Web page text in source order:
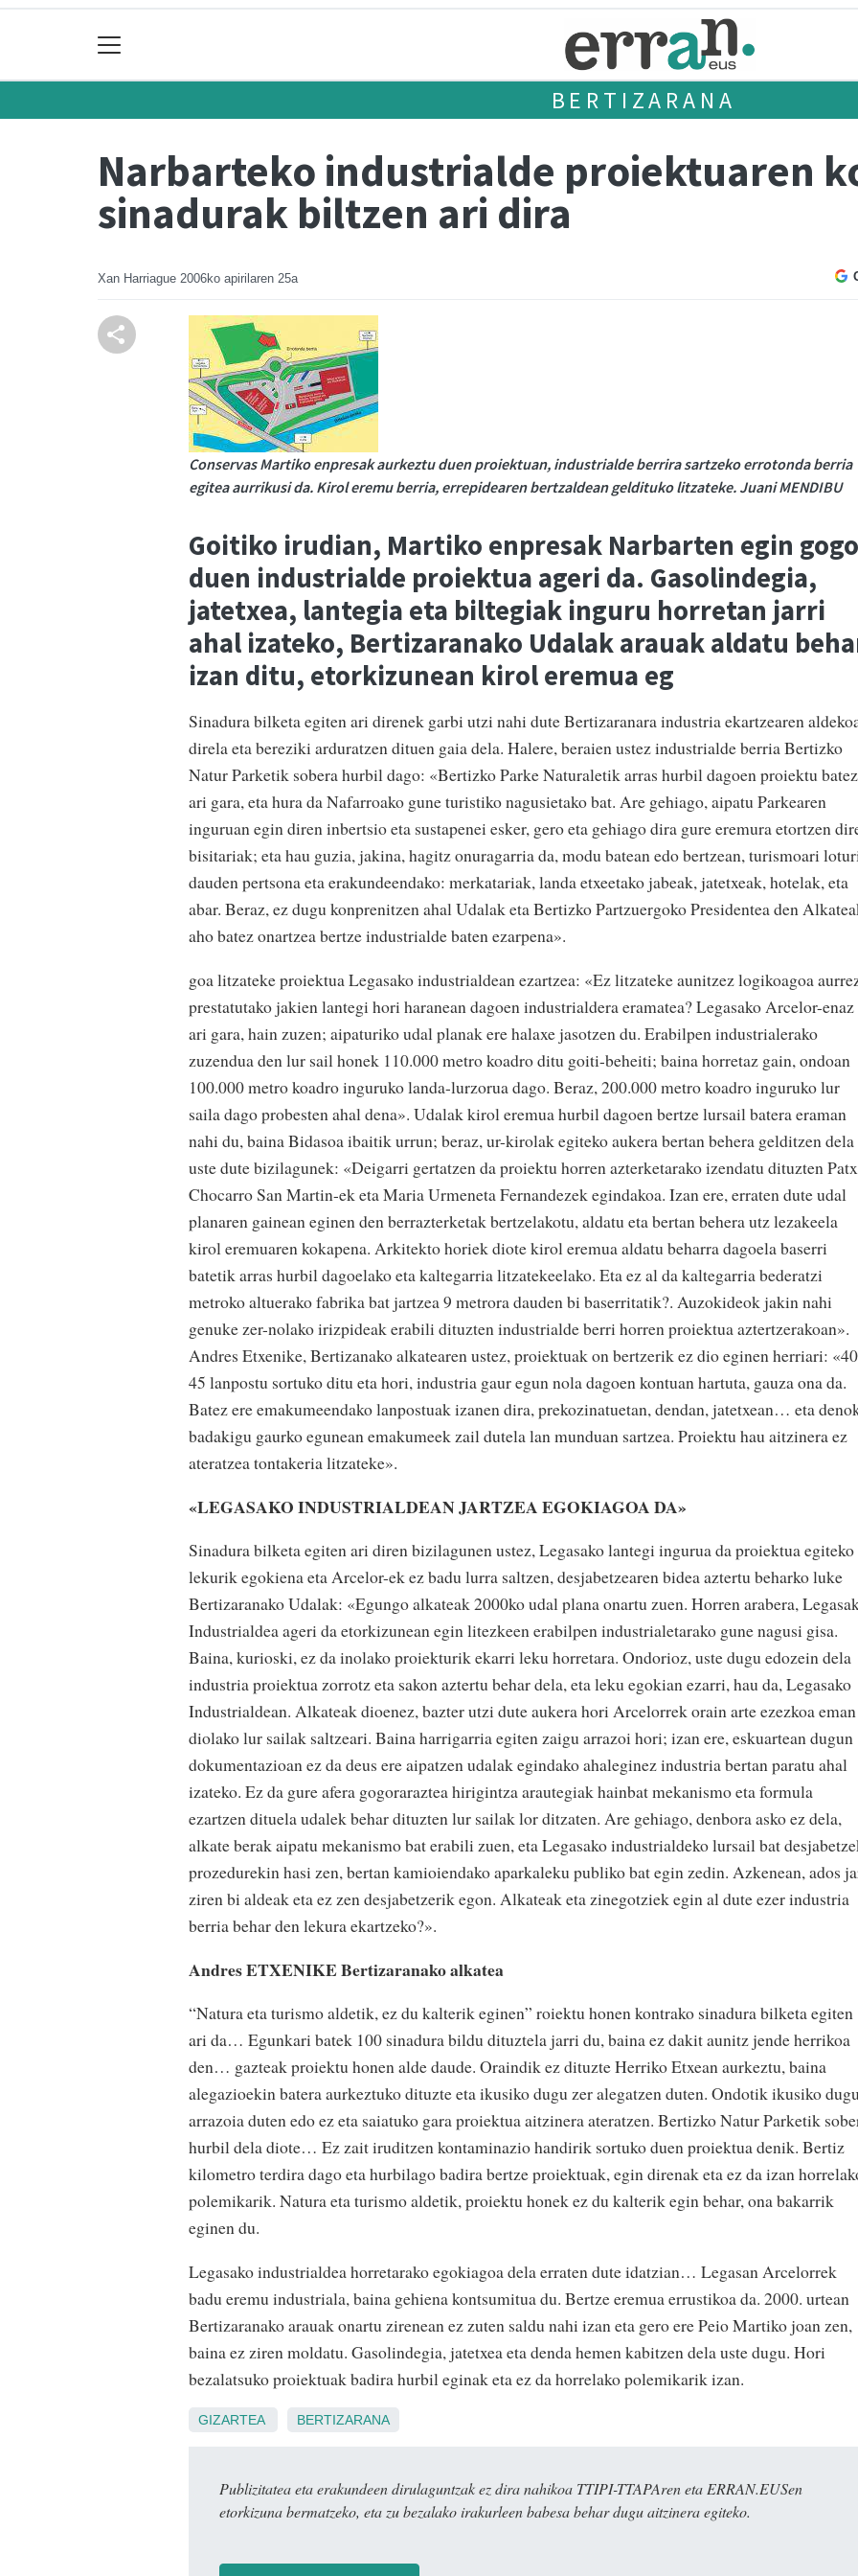
BERTIZARANA
Narbarteko industrialde proiektuaren
sinadurak biltzen ari dira
Xan Harriague 2006ko apirilaren 25a
Conservas Martiko enpresak aurkeztu duen proiektuan, industrialde berrira sartzeko errotonda berria
egitea aurrikusi da. Kirol eremu berria, errepidearen bertzaldean geldituko litzateke. Juani MENDIBU
Goitiko irudian, Martiko enpresak Narbarten egin gogo
duen industrialde proiektua ageri da. Gasolindegia,
jatetxea, lantegia eta biltegiak inguru horretan jarri
ahal izateko, Bertizaranako Udalak arauak aldatu
izan ditu, etorkizunean kirol eremua eg
Sinadura bilketa egiten ari direnek garbi utzi nahi dute Bertizaranara industria ekartzearen
direla eta bereziki arduratzen dituen gaia dela. Halere, beraien ustez industrialde berria Bertizko
Natur Parketik sobera hurbil dago: «Bertizko Parke Naturaletik arras hurbil dagoen proiektu batez
ari gara, eta hura da Nafarroako gune turistiko nagusietako bat. Are gehiago, aipatu Parkearen
inguruan egin diren inbertsio eta sustapenei esker, gero eta gehiago dira gure eremura etortzen
bisitariak; eta hau guzia, jakina, hagitz onuragarria da, modu batean edo bertzean, turismoari
dauden pertsona eta erakundeendako: merkatariak, landa etxeetako jabeak, jatetxeak, hotelak, eta
abar. Beraz, ez dugu konprenitzen ahal Udalak eta Bertizko Partzuergoko Presidentea den
aho batez onartzea bertze industrialde baten ezarpena».
goa litzateke proiektua Legasako industrialdean ezartzea: «Ez litzateke aunitzez logikoagoa
prestatutako jakien lantegi hori haranean dagoen industrialdera eramatea? Legasako Arcelor-enaz
ari gara, hain zuzen; aipaturiko udal planak ere halaxe jasotzen du. Erabilpen industrialerako
zuzendua den lur sail honek 110.000 metro koadro ditu goiti-beheiti; baina horretaz gain, ondoan
100.000 metro koadro inguruko landa-lurzorua dago. Beraz, 200.000 metro koadro inguruko lur
saila dago probesten ahal dena». Udalak kirol eremua hurbil dagoen bertze lursail batera eraman
nahi du, baina Bidasoa ibaitik urrun; beraz, ur-kirolak egiteko aukera bertan behera gelditzen dela
uste dute bizilagunek: «Deigarri gertatzen da proiektu horren azterketarako izendatu dituzten
Chocarro San Martin-ek eta Maria Urmeneta Fernandezek egindakoa. Izan ere, erraten dute udal
planaren gainean eginen den berrazterketak bertzelakotu, aldatu eta bertan behera utz lezakeela
kirol eremuaren kokapena. Arkitekto horiek diote kirol eremua aldatu beharra dagoela baserri
batetik arras hurbil dagoelako eta kaltegarria litzatekeelako. Eta ez al da kaltegarria bederatzi
metroko altuerako fabrika bat jartzea 9 metrora dauden bi baserritatik?. Auzokideok jakin nahi
genuke zer-nolako irizpideak erabili dituzten industrialde berri horren proiektua aztertzerakoan».
Andres Etxenike, Bertizanako alkatearen ustez, proiektuak on bertzerik ez dio eginen herriari:
45 lanpostu sortuko ditu eta hori, industria gaur egun nola dagoen kontuan hartuta, gauza ona da.
Batez ere emakumeendako lanpostuak izanen dira, prekozinatuetan, dendan, jatetxean… eta
badakigu gaurko egunean emakumeek zail dutela lan munduan sartzea. Proiektu hau aitzinera ez
ateratzea tontakeria litzateke».
«LEGASAKO INDUSTRIALDEAN JARTZEA EGOKIAGOA DA»
Sinadura bilketa egiten ari diren bizilagunen ustez, Legasako lantegi ingurua da proiektua egiteko
lekurik egokiena eta Arcelor-ek ez badu lurra saltzen, desjabetzearen bidea aztertu beharko luke
Bertizaranako Udalak: «Egungo alkateak 2000ko udal plana onartu zuen. Horren arabera,
Industrialdea ageri da etorkizunean egin litezkeen erabilpen industrialetarako gune nagusi gisa.
Baina, kurioski, ez da inolako proiekturik ekarri leku horretara. Ondorioz, uste dugu edozein dela
industria proiektua zorrotz eta sakon aztertu behar dela, eta leku egokian ezarri, hau da, Legasako
Industrialdean. Alkateak dioenez, bazter utzi dute aukera hori Arcelorrek orain arte ezezkoa eman
diolako lur sailak saltzeari. Baina harrigarria egiten zaigu arrazoi hori; izan ere, eskuartean dugun
dokumentazioan ez da deus ere aipatzen udalak egindako ahaleginez industria bertan paratu ahal
izateko. Ez da gure afera gogoraraztea hirigintza arautegiak hainbat mekanismo eta formula
ezartzen dituela udalek behar dituzten lur sailak lor ditzaten. Are gehiago, denbora asko ez dela,
alkate berak aipatu mekanismo bat erabili zuen, eta Legasako industrialdeko lursail bat
prozedurekin hasi zen, bertan kamioiendako aparkaleku publiko bat egin zedin. Azkenean, ados
ziren bi aldeak eta ez zen desjabetzerik egon. Alkateak eta zinegotziek egin al dute ezer industria
berria behar den lekura ekartzeko?».
Andres ETXENIKE Bertizaranako alkatea
“Natura eta turismo aldetik, ez du kalterik eginen” roiektu honen kontrako sinadura bilketa egiten
ari da… Egunkari batek 100 sinadura bildu dituztela jarri du, baina ez dakit aunitz jende herrikoa
den… gazteak proiektu honen alde daude. Oraindik ez dituzte Herriko Etxean aurkeztu, baina
alegazioekin batera aurkeztuko dituzte eta ikusiko dugu zer alegatzen duten. Ondotik ikusiko
arrazoia duten edo ez eta saiatuko gara proiektua aitzinera ateratzen. Bertizko Natur Parketik
hurbil dela diote… Ez zait iruditzen kontaminazio handirik sortuko duen proiektua denik. Bertiz
kilometro terdira dago eta hurbilago badira bertze proiektuak, egin direnak eta ez da izan
polemikarik. Natura eta turismo aldetik, proiektu honek ez du kalterik egin behar, ona bakarrik
eginen du.
Legasako industrialdea horretarako egokiagoa dela erraten dute idatzian… Legasan Arcelorrek
badu eremu industriala, baina gehiena kontsumitua du. Bertze eremua errustikoa da. 2000. urtean
Bertizaranako arauak onartu zirenean ez zuten saldu nahi izan eta gero ere Peio Martiko joan zen,
baina ez ziren moldatu. Gasolindegia, jatetxea eta denda hemen kabitzen dela uste dugu. Hori
bezalatsuko proiektuak badira hurbil eginak eta ez da horrelako polemikarik izan.
GIZARTEA BERTIZARANA
Publizitatea eta erakundeen dirulaguntzak ez dira nahikoa TTIPI-TTAPAren eta ERRAN.EUSen
etorkizuna bermatzeko, eta zu bezalako irakurleen babesa behar dugu aitzinera egiteko.